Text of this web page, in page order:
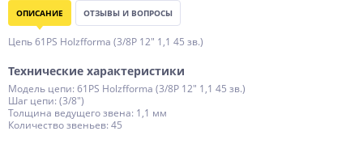
ОПИСАНИЕ ОТЗЫВЫ И ВОПРОСЫ
Цепь 61РS Holzfforma (3/8P 12" 1,1 45 зв.)
Технические характеристики
Модель цепи: 61РS Holzfforma (3/8P 12" 1,1 45 зв.)
Шаг цепи: (3/8")
Толщина ведущего звена: 1,1 мм
Количество звеньев: 45